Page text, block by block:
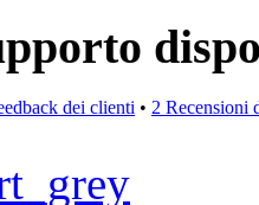
dei clienti • 2 Recensioni